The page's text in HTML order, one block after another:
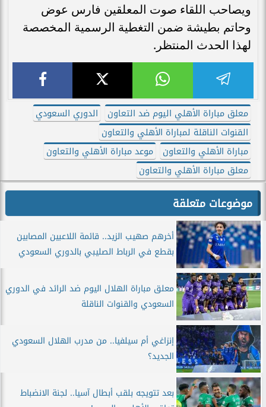
ويصاحب اللقاء صوت المعلقين فارس عوض
وحاتم بطيشة ضمن التغطية الرسمية المخصصة
لهذا الحدث المنتظر.
معلق مباراة الأهلي اليوم ضد التعاون
الدوري السعودي
القنوات الناقلة لمباراة الأهلي والتعاون
مباراة الأهلي والتعاون
موعد مباراة الأهلي والتعاون
معلق مباراة الأهلي والتعاون
موضوعات متعلقة
أخرهم صهيب الزيد.. قائمة اللاعبين المصابين
بقطع في الرباط الصليبي بالدوري السعودي
معلق مباراة الهلال اليوم ضد الرائد في الدوري
السعودي والقنوات الناقلة
إنزاغي أم سيلفيا.. من مدرب الهلال السعودي
الجديد؟
بعد تتويجه بلقب أبطال آسيا.. لجنة الانضباط